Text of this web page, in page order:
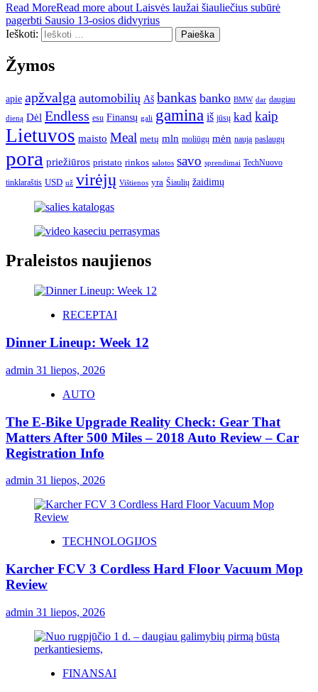
Read MoreRead more about Laisvės laužai šiauliečius subūrė
pagerbti Sausio 13-osios didvyrius
Ieškoti:
Žymos
apie apžvalga automobilių Aš bankas banko BMW dar daugiau
dieną Dėl Endless esu Finansų gali gamina iš jūsų kad kaip
Lietuvos maisto Meal metų mln moliūgų mėn naują paslaugų
pora priežiūros pristato rinkos salotos savo sprendimai TechNuovo
tinklaraštis USD už virėjų Vištienos yra Šiaulių žaidimų
Praleistos naujienos
RECEPTAI
Dinner Lineup: Week 12
admin 31 liepos, 2026
AUTO
The E-Bike Upgrade Reality Check: Gear That
Matters After 500 Miles – 2018 Auto Review – Car
Registration Info
admin 31 liepos, 2026
TECHNOLOGIJOS
Karcher FCV 3 Cordless Hard Floor Vacuum Mop
Review
admin 31 liepos, 2026
FINANSAI